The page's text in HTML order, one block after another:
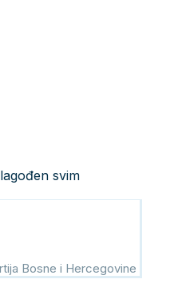
svim
Bosne i Hercegovine